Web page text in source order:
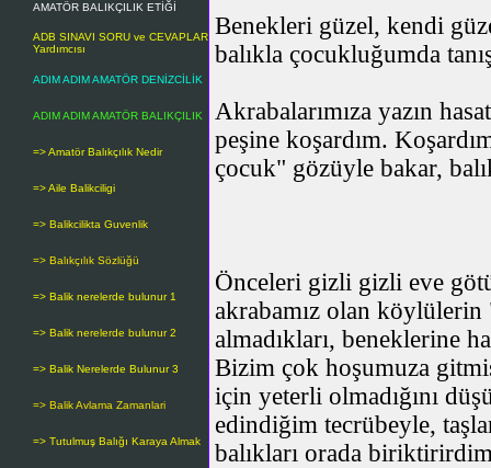
AMATÖR BALIKÇILIK ETİĞİ
ADB SINAVI SORU ve CEVAPLAR
Yardımcısı
ADIM ADIM AMATÖR DENİZCİLİK
ADIM ADIM AMATÖR BALIKÇILIK
=> Amatör Balıkçılık Nedir
=> Aile Balikciligi
=> Balikcilikta Guvenlik
=> Balıkçılık Sözlüğü
=> Balik nerelerde bulunur 1
=> Balik nerelerde bulunur 2
=> Balik Nerelerde Bulunur 3
=> Balik Avlama Zamanlari
=> Tutulmuş Balığı Karaya Almak
Benekleri güzel, kendi
balıkla çocukluğumda
Akrabalarımıza yazın
peşine koşardım.
çocuk" gözüyle bakar,
Önceleri gizli gizli eve
akrabamız olan
almadıkları, beneklerine
Bizim çok hoşumuza
için yeterli olmadığını
edindiğim tecrübeyle,
balıkları orada